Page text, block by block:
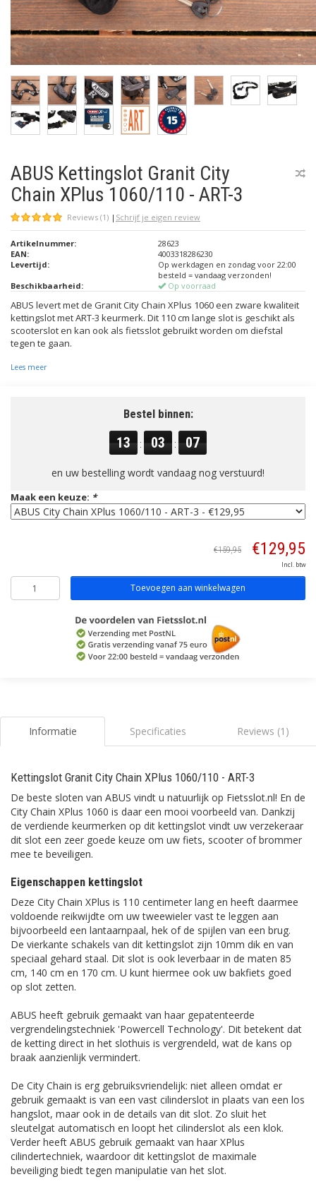
ABUS Kettingslot Granit City
Chain XPlus 1060/110 - ART-3
Reviews (1) | Schrijf je eigen review
Artikelnummer:
28623
EAN:
4003318286230
Levertijd:
Op werkdagen en zondag voor 22:00
besteld = vandaag verzonden!
Beschikbaarheid:
Op voorraad
ABUS levert met de Granit City Chain XPlus 1060 een zware kwaliteit
kettingslot met ART-3 keurmerk. Dit 110 cm lange slot is geschikt als
scooterslot en kan ook als fietsslot gebruikt worden om diefstal
tegen te gaan.
Lees meer
Bestel binnen:
13 : 03 : 07
en uw bestelling wordt vandaag nog verstuurd!
Maak een keuze: *
€159,95 €129,95
Incl. btw
Toevoegen aan winkelwagen
Informatie Specificaties Reviews (1)
Kettingslot Granit City Chain XPlus 1060/110 - ART-3
De beste sloten van ABUS vindt u natuurlijk op Fietsslot.nl! En de
City Chain XPlus 1060 is daar een mooi voorbeeld van. Dankzij
de verdiende keurmerken op dit kettingslot vindt uw verzekeraar
dit slot een zeer goede keuze om uw fiets, scooter of brommer
mee te beveiligen.
Eigenschappen kettingslot
Deze City Chain XPlus is 110 centimeter lang en heeft daarmee
voldoende reikwijdte om uw tweewieler vast te leggen aan
bijvoorbeeld een lantaarnpaal, hek of de spijlen van een brug.
De vierkante schakels van dit kettingslot zijn 10mm dik en van
speciaal gehard staal. Dit slot is ook leverbaar in de maten 85
cm, 140 cm en 170 cm. U kunt hiermee ook uw bakfiets goed
op slot zetten.
ABUS heeft gebruik gemaakt van haar gepatenteerde
vergrendelingstechniek 'Powercell Technology'. Dit betekent dat
de ketting direct in het slothuis is vergrendeld, wat de kans op
braak aanzienlijk vermindert.
De City Chain is erg gebruiksvriendelijk: niet alleen omdat er
gebruik gemaakt is van een vast cilinderslot in plaats van een los
hangslot, maar ook in de details van dit slot. Zo sluit het
sleutelgat automatisch en loopt het cilinderslot als een klok.
Verder heeft ABUS gebruik gemaakt van haar XPlus
cilindertechniek, waardoor dit kettingslot de maximale
beveiliging biedt tegen manipulatie van het slot.